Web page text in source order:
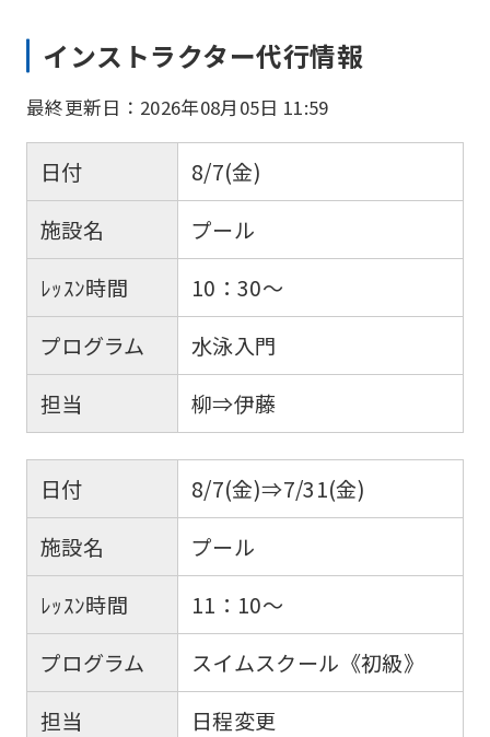
インストラクター代行情報
最終更新日：2026年08月05日 11:59
日付
8/7(金)
施設名
プール
ﾚｯｽﾝ時間
10：30～
プログラム
水泳入門
担当
柳⇒伊藤
日付
8/7(金)⇒7/31(金)
施設名
プール
ﾚｯｽﾝ時間
11：10～
プログラム
スイムスクール《初級》
担当
日程変更